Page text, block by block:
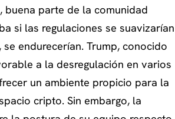
buena parte de la comunidad
si las regulaciones se suavizarían
endurecerían. Trump, conocido
a la desregulación en varios
un ambiente propicio para la
cripto. Sin embargo, la